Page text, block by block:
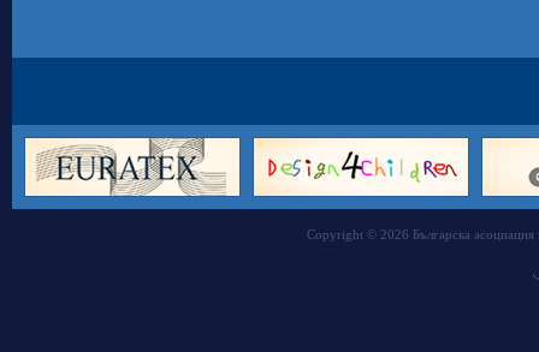
Copyright © 2026 Българска асоциация